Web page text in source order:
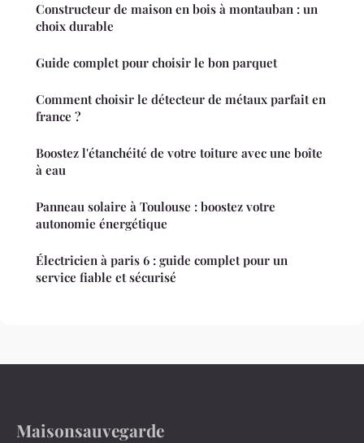
Constructeur de maison en bois à montauban : un
choix durable
Guide complet pour choisir le bon parquet
Comment choisir le détecteur de métaux parfait en
france ?
Boostez l'étanchéité de votre toiture avec une boîte
à eau
Panneau solaire à Toulouse : boostez votre
autonomie énergétique
Électricien à paris 6 : guide complet pour un
service fiable et sécurisé
Maisonsauvegarde